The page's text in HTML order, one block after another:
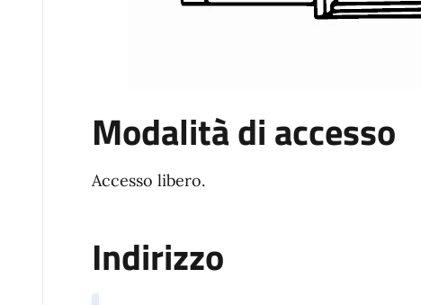
Modalità di accesso
Accesso libero.
Indirizzo